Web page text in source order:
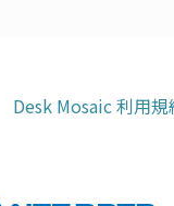
Desk Mosaic 利用規